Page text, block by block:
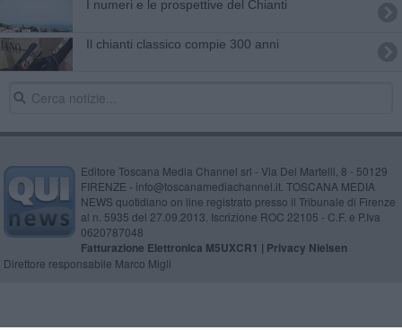
I numeri e le prospettive del Chianti
Il chianti classico compie 300 anni
Editore Toscana Media Channel srl - Via Dei Martelli, 8 - 50129
FIRENZE - info@toscanamediachannel.it. TOSCANA MEDIA
NEWS quotidiano on line registrato presso il Tribunale di Firenze
al n. 5935 del 27.09.2013. Iscrizione ROC 22105 - C.F. e P.Iva
0620787048
Fatturazione Elettronica M5UXCR1 | Privacy Nielsen
Direttore responsabile Marco Migli